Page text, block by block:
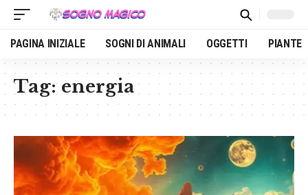
PAGINA INIZIALE SOGNI DI ANIMALI OGGETTI PIANTE
Tag: energia